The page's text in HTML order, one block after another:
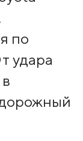
по
удара
дорожный